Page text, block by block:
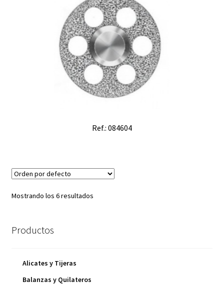
Ref.: 084604
Mostrando los 6 resultados
Productos
Alicates y Tijeras
Balanzas y Quilateros